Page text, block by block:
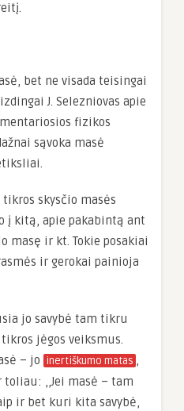
bet ne visada teisingai
J. Selezniovas apie
fizikos
sąvoka masė
skysčio masės
į kitą, apie pakabintą ant
masę ir kt. Tokie posakiai
ir gerokai painioja
jo savybė tam tikru
jėgos veiksmus.
– jo inertiškumo matas ,
,,Jei masė – tam
ir bet kuri kita savybė,